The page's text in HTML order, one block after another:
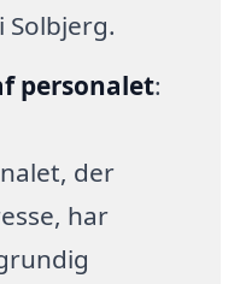
Solbjerg.
personalet:
der
har